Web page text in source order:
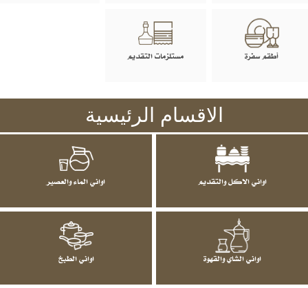
أطقم سفرة مستلزمات التقديم
الاقسام الرئيسية
اواني الاكل والتقديم اواني الماء والعصير
اواني الشاي والقهوة اواني الطبخ